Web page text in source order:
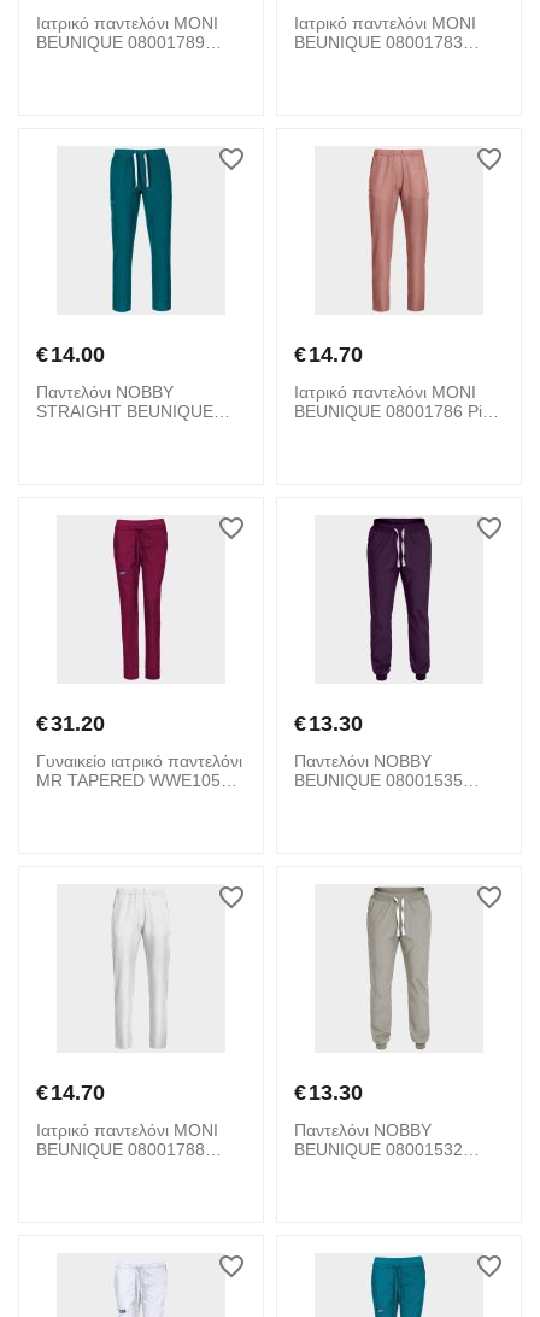
Ιατρικό παντελόνι MONI
BEUNIQUE 08001789
Ιατρικό παντελόνι MONI
BEUNIQUE 08001783
€14.00
Παντελόνι NOBBY
STRAIGHT BEUNIQUE
€14.70
Ιατρικό παντελόνι MONI
BEUNIQUE 08001786 Pink
€31.20
Γυναικείο ιατρικό παντελόνι
MR TAPERED WWE105
€13.30
Παντελόνι NOBBY
BEUNIQUE 08001535
€14.70
Ιατρικό παντελόνι MONI
BEUNIQUE 08001788
€13.30
Παντελόνι NOBBY
BEUNIQUE 08001532